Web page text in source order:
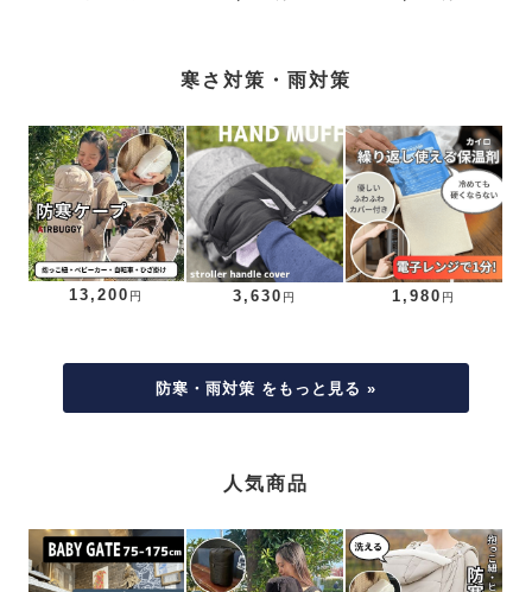
寒さ対策・雨対策
13,200 円 3,630 円 1,980 円
防寒・雨対策 をもっと見る »
人気商品